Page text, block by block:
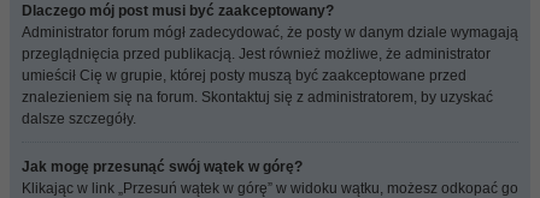
Dlaczego mój post musi być zaakceptowany?
Administrator forum mógł zadecydować, że posty w danym dziale wymagają
przeglądnięcia przed publikacją. Jest również możliwe, że administrator
umieścił Cię w grupie, której posty muszą być zaakceptowane przed
znalezieniem się na forum. Skontaktuj się z administratorem, by uzyskać
dalsze szczegóły.
Jak mogę przesunąć swój wątek w górę?
Klikając w link „Przesuń wątek w górę” w widoku wątku, możesz odkopać go